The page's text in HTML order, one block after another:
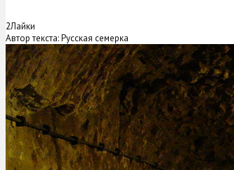
2Лайки
Автор текста: Русская семерка